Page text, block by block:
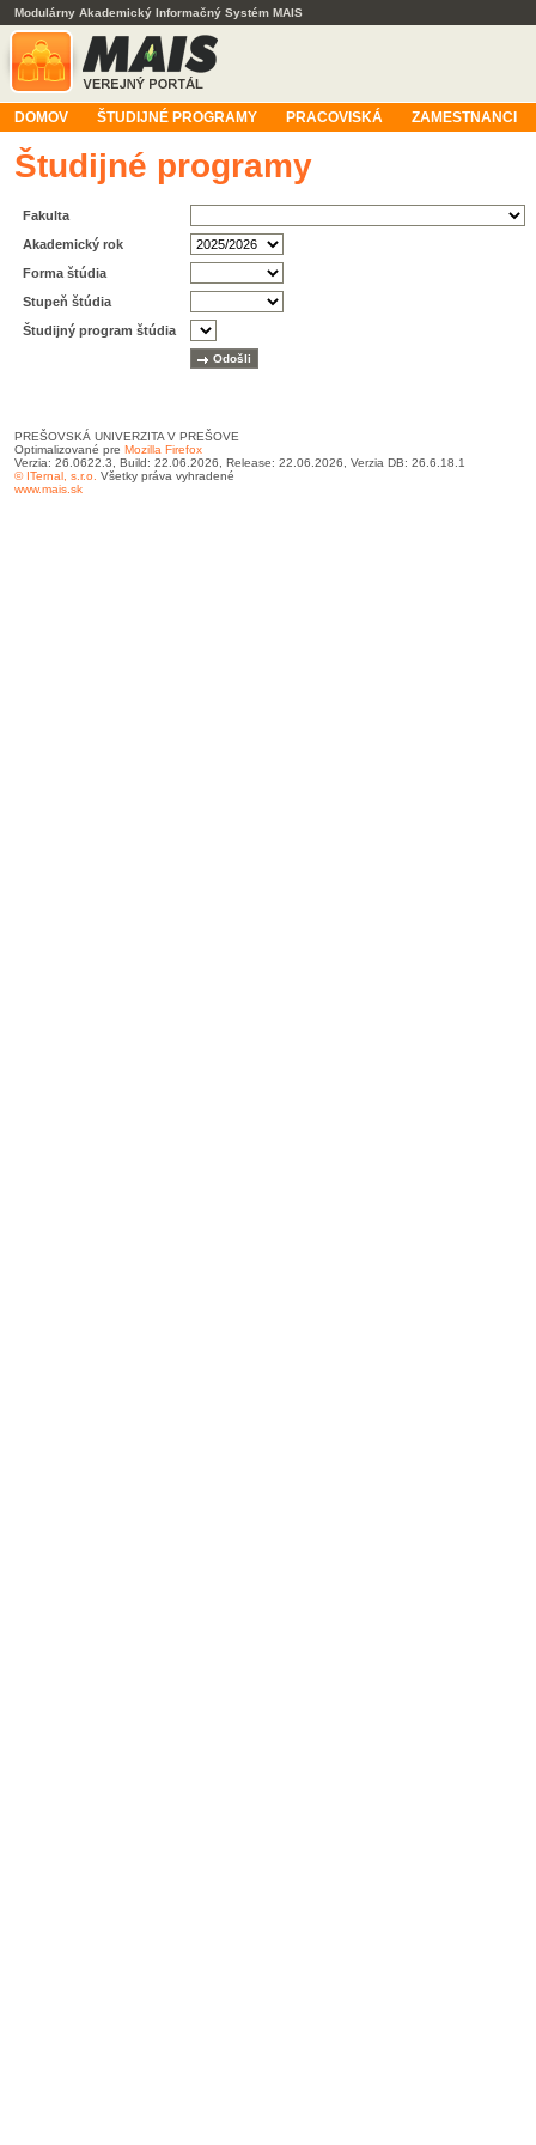
Modulárny Akademický Informačný Systém MAIS
DOMOV ŠTUDIJNÉ PROGRAMY PRACOVISKÁ ZAMESTNANCI
Študijné programy
Fakulta
Akademický rok
Forma štúdia
Stupeň štúdia
Študijný program štúdia
PREŠOVSKÁ UNIVERZITA V PREŠOVE
Optimalizované pre Mozilla Firefox
Verzia: 26.0622.3, Build: 22.06.2026, Release: 22.06.2026, Verzia DB: 26.6.18.1
© ITernal, s.r.o. Všetky práva vyhradené
www.mais.sk